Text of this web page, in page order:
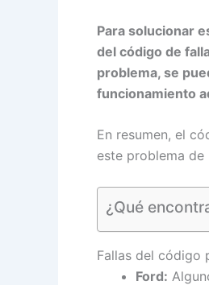
Para solucionar
del código de
problema, se
funcionamiento
En resumen, el
este problema
¿Qué
Fallas del código
Ford: